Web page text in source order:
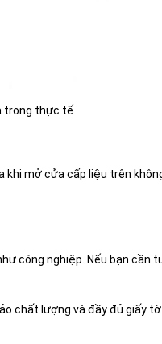
trong thực tế
mở cửa cấp liệu trên
công nghiệp. Nếu bạn cần
chất lượng và đầy đủ giấy tờ